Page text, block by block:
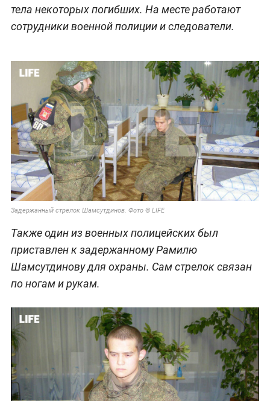
тела некоторых погибших. На месте работают
сотрудники военной полиции и следователи.
Задержанный стрелок Шамсутдинов. Фото © LIFE
Также один из военных полицейских был
приставлен к задержанному Рамилю
Шамсутдинову для охраны. Сам стрелок связан
по ногам и рукам.